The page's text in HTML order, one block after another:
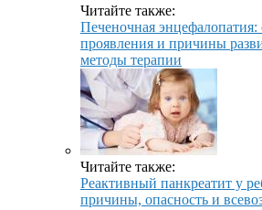
Читайте также:
Печеночная
проявления и причины
методы терапии
Читайте также:
Реактивный панкреатит у
причины, опасность и